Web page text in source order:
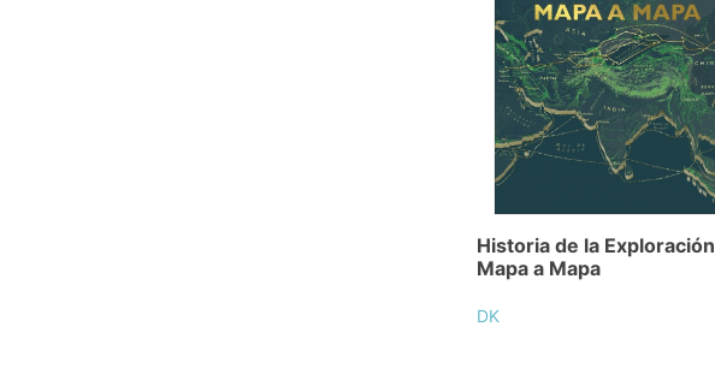
Historia de la Exploración
Mapa a Mapa
DK